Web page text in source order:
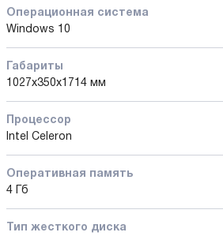
Операционная система
Windows 10
Габариты
1027х350х1714 мм
Процессор
Intel Celeron
Оперативная память
4 Гб
Тип жесткого диска